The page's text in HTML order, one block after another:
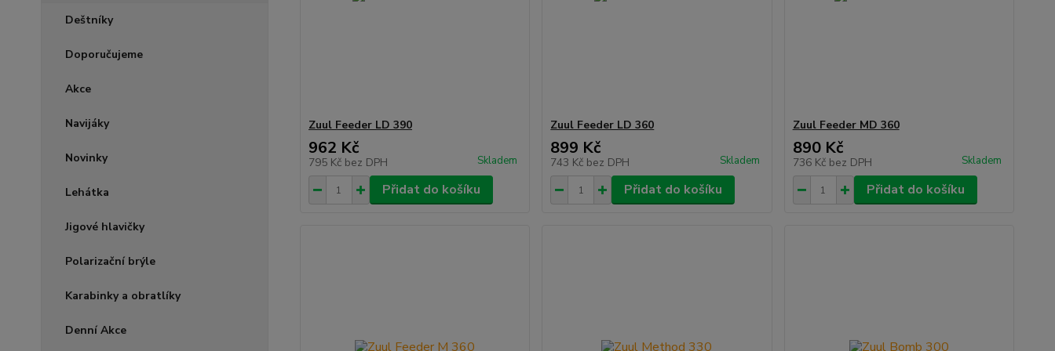
Deštníky
Doporučujeme
Akce
Navijáky
Novinky
Lehátka
Jigové hlavičky
Polarizační brýle
Karabinky a obratlíky
Denní Akce
Zuul Feeder LD 390
962 Kč
795 Kč bez DPH Skladem
Přidat do košíku
Zuul Feeder LD 360
899 Kč
743 Kč bez DPH Skladem
Přidat do košíku
Zuul Feeder MD 360
890 Kč
736 Kč bez DPH Skladem
Přidat do košíku